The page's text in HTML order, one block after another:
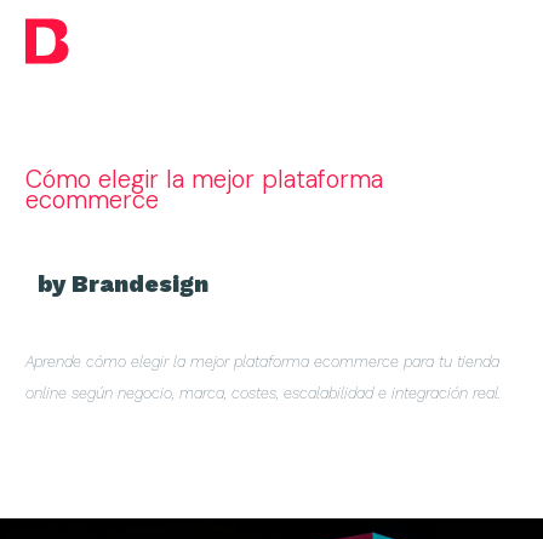
Cómo elegir la mejor plataforma
ecommerce
by Brandesign
Aprende cómo elegir la mejor plataforma ecommerce para tu tienda
online según negocio, marca, costes, escalabilidad e integración real.